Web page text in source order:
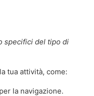
specifici del tipo di
tua attività, come:
la navigazione.